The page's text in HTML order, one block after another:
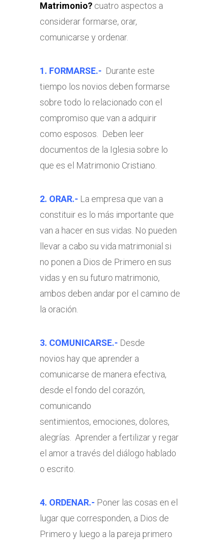
Matrimonio?cuatro aspectos a
considerar formarse, orar,
comunicarse y ordenar.
1. FORMARSE.- Durante este
tiempo los novios deben formarse
sobre todo lo relacionado con el
compromiso que van a adquirir
como esposos. Deben leer
documentos de la Iglesia sobre lo
que es el Matrimonio Cristiano.
2. ORAR.- La empresa que van a
constituir es lo más importante que
van a hacer en sus vidas. No pueden
llevar a cabo su vida matrimonial si
no ponen a Dios de Primero en sus
vidas y en su futuro matrimonio,
ambos deben andar por el camino de
la oración.
3. COMUNICARSE.- Desde
novios hay que aprender a
comunicarse de manera efectiva,
desde el fondo del corazón,
comunicando
sentimientos, emociones, dolores,
alegrías. Aprender a fertilizar y regar
el amor a través del diálogo hablado
o escrito.
4. ORDENAR.- Poner las cosas en el
lugar que corresponden, a Dios de
Primero y luego a la pareja primero